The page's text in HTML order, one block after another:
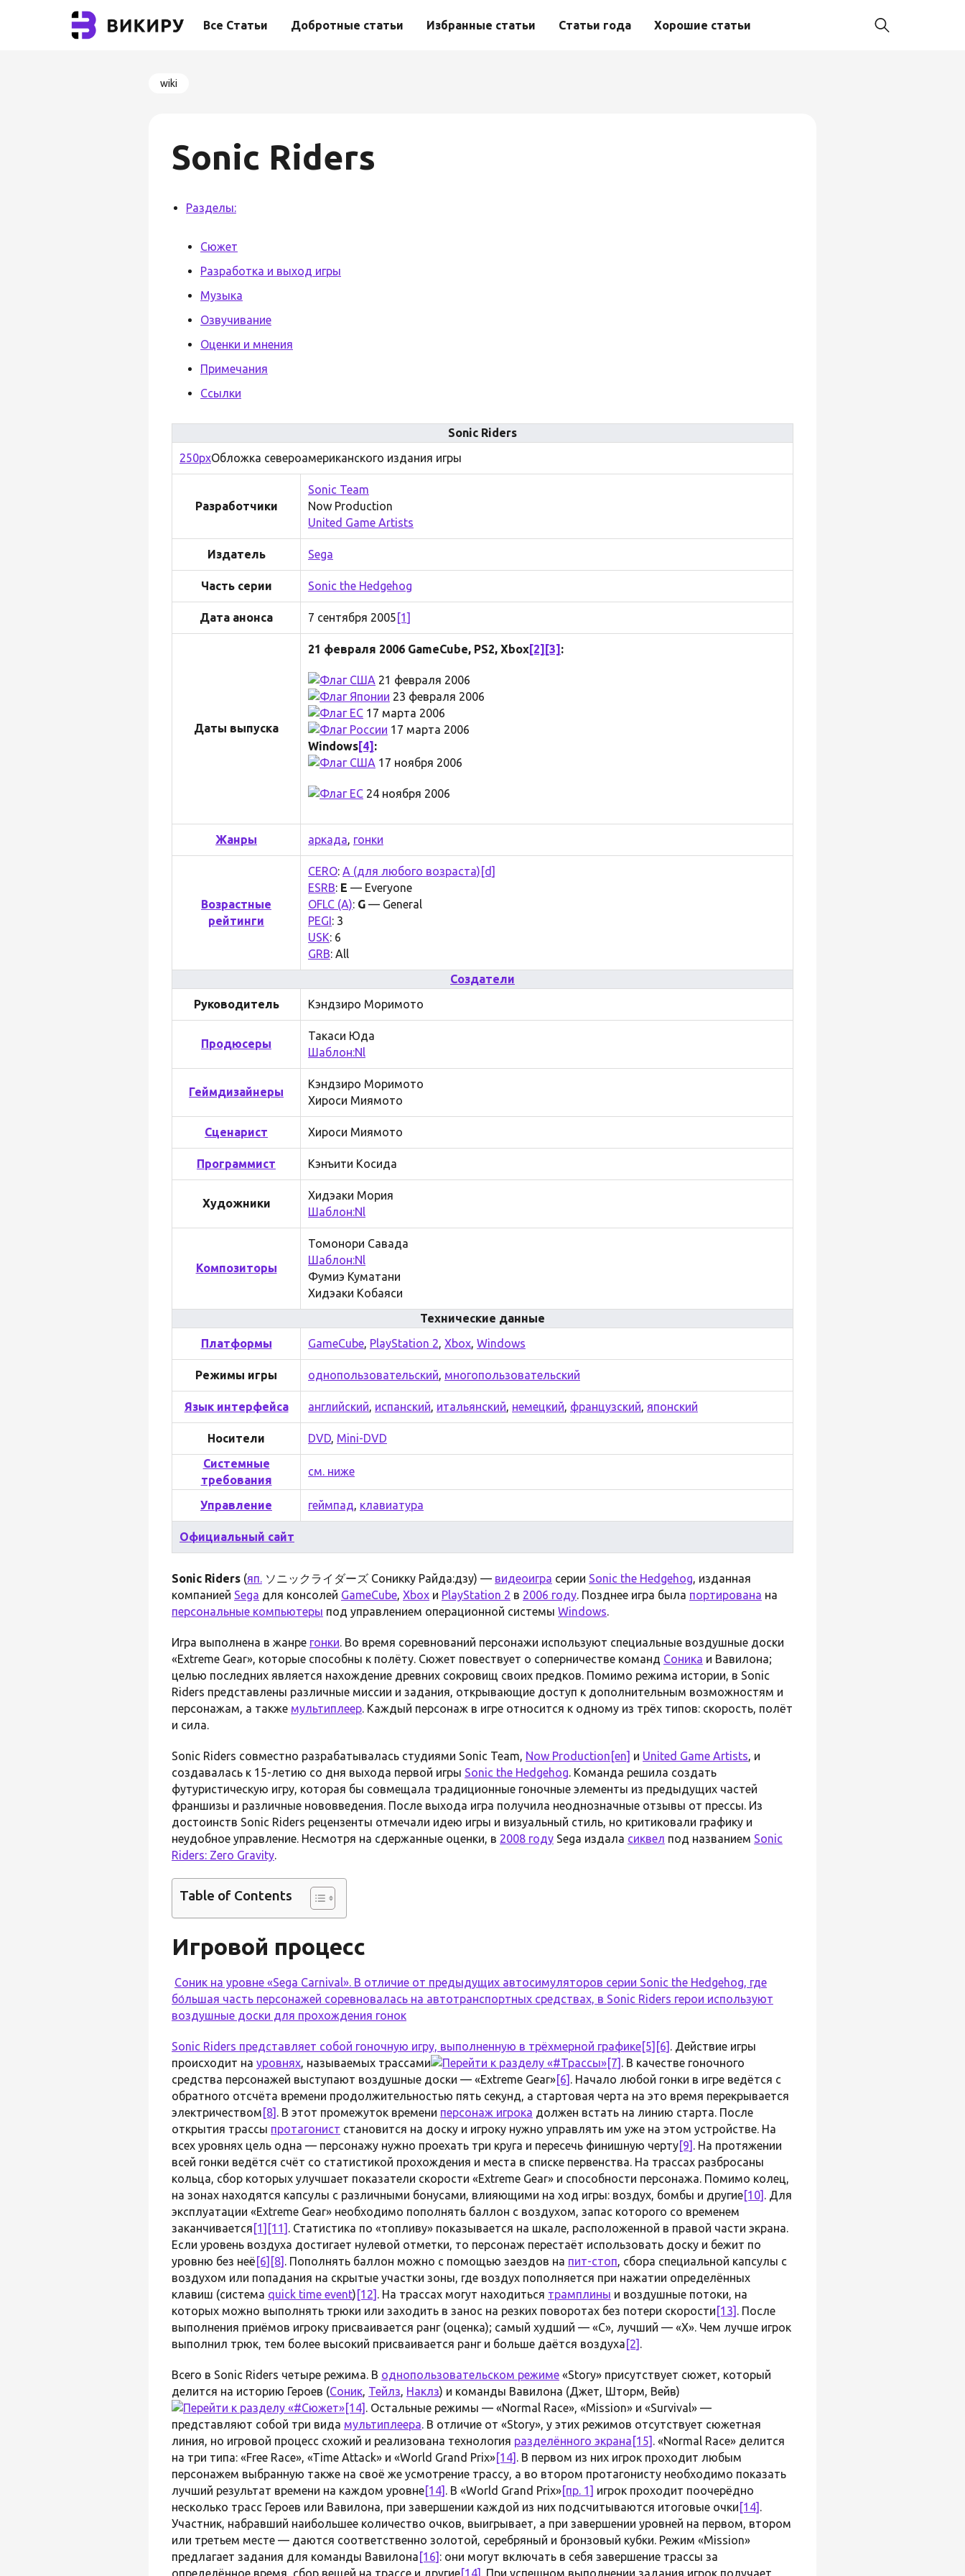
Все Статьи Добротные статьи Избранные статьи Статьи года Хорошие статьи
wiki
Sonic Riders
Разделы:
Сюжет
Разработка и выход игры
Музыка
Озвучивание
Оценки и мнения
Примечания
Ссылки
Sonic Riders
250pxОбложка североамериканского издания игры
Разработчики
Sonic Team
Now Production
United Game Artists
Издатель Sega
Часть серии Sonic the Hedgehog
Дата анонса 7 сентября 2005 [1]
Даты выпуска
21 февраля 2006 GameCube, PS2, Xbox[2] [3] :
21 февраля 2006
23 февраля 2006
17 марта 2006
17 марта 2006
Windows[4] :
17 ноября 2006
24 ноября 2006
Жанры аркада, гонки
Возрастные
рейтинги
CERO: A (для любого возраста) [d]
ESRB: E — Everyone
OFLC (A): G — General
PEGI: 3
USK: 6
GRB: All
Создатели
Руководитель
Кэндзиро Моримото
Продюсеры
Такаси Юда
Шаблон:Nl
Геймдизайнеры
Кэндзиро Моримото
Хироси Миямото
Сценарист Хироси Миямото
Программист Кэнъити Косида
Художники
Хидэаки Мория
Шаблон:Nl
Композиторы
Томонори Савада
Шаблон:Nl
Фумиэ Куматани
Хидэаки Кобаяси
Технические данные
Платформы
GameCube, PlayStation 2, Xbox, Windows
Режимы игры однопользовательский, многопользовательский
Язык интерфейса английский, испанский, итальянский, немецкий, французский, японский
Носители DVD, Mini-DVD
Системные
требования
см. ниже
Управление геймпад, клавиатура
Официальный сайт
Sonic Riders (яп. ソニックライダーズ Соникку Райда:дзу) — видеоигра серии Sonic the Hedgehog, изданная
компанией Sega для консолей GameCube, Xbox и PlayStation 2 в 2006 году. Позднее игра была портирована на
персональные компьютеры под управлением операционной системы Windows.
Игра выполнена в жанре гонки. Во время соревнований персонажи используют специальные воздушные доски
«Extreme Gear», которые способны к полёту. Сюжет повествует о соперничестве команд Соника и Вавилона;
целью последних является нахождение древних сокровищ своих предков. Помимо режима истории, в Sonic
Riders представлены различные миссии и задания, открывающие доступ к дополнительным возможностям и
персонажам, а также мультиплеер. Каждый персонаж в игре относится к одному из трёх типов: скорость, полёт
и сила.
Sonic Riders совместно разрабатывалась студиями Sonic Team, Now Production [en] и United Game Artists, и
создавалась к 15-летию со дня выхода первой игры Sonic the Hedgehog. Команда решила создать
футуристическую игру, которая бы совмещала традиционные гоночные элементы из предыдущих частей
франшизы и различные нововведения. После выхода игра получила неоднозначные отзывы от прессы. Из
достоинств Sonic Riders рецензенты отмечали идею игры и визуальный стиль, но критиковали графику и
неудобное управление. Несмотря на сдержанные оценки, в 2008 году Sega издала сиквел под названием Sonic
Riders: Zero Gravity.
Table of Contents
Игровой процесс
Соник на уровне «Sega Carnival». В отличие от предыдущих автосимуляторов серии Sonic the Hedgehog, где
бо́льшая часть персонажей соревновалась на автотранспортных средствах, в Sonic Riders герои используют
воздушные доски для прохождения гонок
Sonic Riders представляет собой гоночную игру, выполненную в трёхмерной графике[5] [6] . Действие игры
происходит на уровнях, называемых трассами [7] . В качестве гоночного
средства персонажей выступают воздушные доски — «Extreme Gear»[6] . Начало любой гонки в игре ведётся с
обратного отсчёта времени продолжительностью пять секунд, а стартовая черта на это время перекрывается
электричеством [8] . В этот промежуток времени персонаж игрока должен встать на линию старта. После
открытия трассы протагонист становится на доску и игроку нужно управлять им уже на этом устройстве. На
всех уровнях цель одна — персонажу нужно проехать три круга и пересечь финишную черту[9] . На протяжении
всей гонки ведётся счёт со статистикой прохождения и места в списке первенства. На трассах разбросаны
кольца, сбор которых улучшает показатели скорости «Extreme Gear» и способности персонажа. Помимо колец,
на зонах находятся капсулы с различными бонусами, влияющими на ход игры: воздух, бомбы и другие[10] . Для
эксплуатации «Extreme Gear» необходимо пополнять баллон с воздухом, запас которого со временем
заканчивается [1] [11] . Статистика по «топливу» показывается на шкале, расположенной в правой части экрана.
Если уровень воздуха достигает нулевой отметки, то персонаж перестаёт использовать доску и бежит по
уровню без неё [6] [8] . Пополнять баллон можно с помощью заездов на пит-стоп, сбора специальной капсулы с
воздухом или попадания на скрытые участки зоны, где воздух пополняется при нажатии определённых
клавиш (система quick time event) [12] . На трассах могут находиться трамплины и воздушные потоки, на
которых можно выполнять трюки или заходить в занос на резких поворотах без потери скорости [13] . После
выполнения приёмов игроку присваивается ранг (оценка); самый худший — «C», лучший — «X». Чем лучше игрок
выполнил трюк, тем более высокий присваивается ранг и больше даётся воздуха [2] .
Всего в Sonic Riders четыре режима. В однопользовательском режиме «Story» присутствует сюжет, который
делится на историю Героев (Соник, Тейлз, Наклз) и команды Вавилона (Джет, Шторм, Вейв)
[14] . Остальные режимы — «Normal Race», «Mission» и «Survival» —
представляют собой три вида мультиплеера. В отличие от «Story», у этих режимов отсутствует сюжетная
линия, но игровой процесс схожий и реализована технология разделённого экрана [15] . «Normal Race» делится
на три типа: «Free Race», «Time Attack» и «World Grand Prix»[14] . В первом из них игрок проходит любым
персонажем выбранную также на своё же усмотрение трассу, а во втором протагонисту необходимо показать
лучший результат времени на каждом уровне[14] . В «World Grand Prix»[пр. 1] игрок проходит поочерёдно
несколько трасс Героев или Вавилона, при завершении каждой из них подсчитываются итоговые очки [14] .
Участник, набравший наибольшее количество очков, выигрывает, а при завершении уровней на первом, втором
или третьем месте — даются соответственно золотой, серебряный и бронзовый кубки. Режим «Mission»
предлагает задания для команды Вавилона [16] : они могут включать в себя завершение трассы за
определённое время, сбор вещей на трассе и другие[14] . При успешном выполнении задания игрок получает